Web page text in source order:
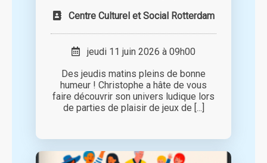
Centre Culturel et Social Rotterdam
jeudi 11 juin 2026 à 09h00
Des jeudis matins pleins de bonne
humeur ! Christophe a hâte de vous
faire découvrir son univers ludique lors
de parties de plaisir de jeux de [...]